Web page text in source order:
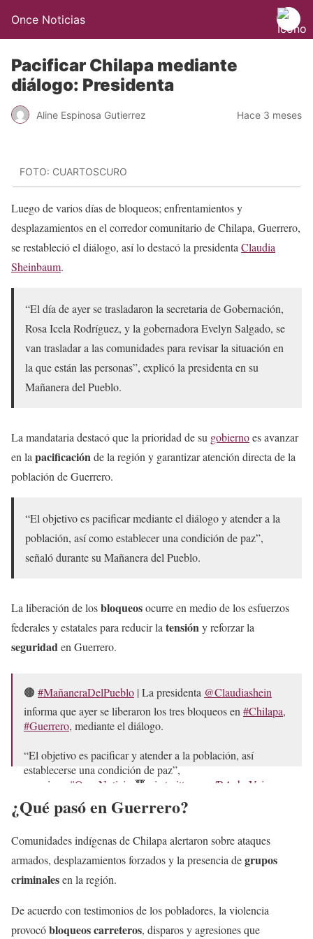
Once Noticias
Pacificar Chilapa mediante
diálogo: Presidenta
Aline Espinosa Gutierrez Hace 3 meses
FOTO: CUARTOSCURO
Luego de varios días de bloqueos; enfrentamientos y
desplazamientos en el corredor comunitario de Chilapa, Guerrero,
se restableció el diálogo, así lo destacó la presidenta Claudia
Sheinbaum.
“El día de ayer se trasladaron la secretaria de Gobernación,
Rosa Icela Rodríguez, y la gobernadora Evelyn Salgado, se
van trasladar a las comunidades para revisar la situación en
la que están las personas”, explicó la presidenta en su
Mañanera del Pueblo.
La mandataria destacó que la prioridad de su gobiernoes avanzar
en la pacificaciónde la región y garantizar atención directa de la
población de Guerrero.
“El objetivo es pacificar mediante el diálogo y atender a la
población, así como establecer una condición de paz”,
señaló durante su Mañanera del Pueblo.
La liberación de losbloqueosocurre en medio de los esfuerzos
federales y estatales para reducir la tensióny reforzar la
seguridaden Guerrero.
🟤 #MañaneraDelPueblo | La presidenta @Claudiashein
informa que ayer se liberaron los tres bloqueos en #Chilapa,
#Guerrero, mediante el diálogo.
“El objetivo es pacificar y atender a la población, así
establecerse una condición de paz”,
menciona. #OnceNoticias 🔻
pic.twitter.com/RAebvVsims
— Once Noticias (@OnceNoticiasTV)
¿Qué pasó en Guerrero?
Comunidades indígenas de Chilapa alertaron sobre ataques
armados, desplazamientos forzados y la presencia degrupos
criminalesen la región.
De acuerdo con testimonios de los pobladores, la violencia
provocóbloqueos carreteros, disparos y agresiones que